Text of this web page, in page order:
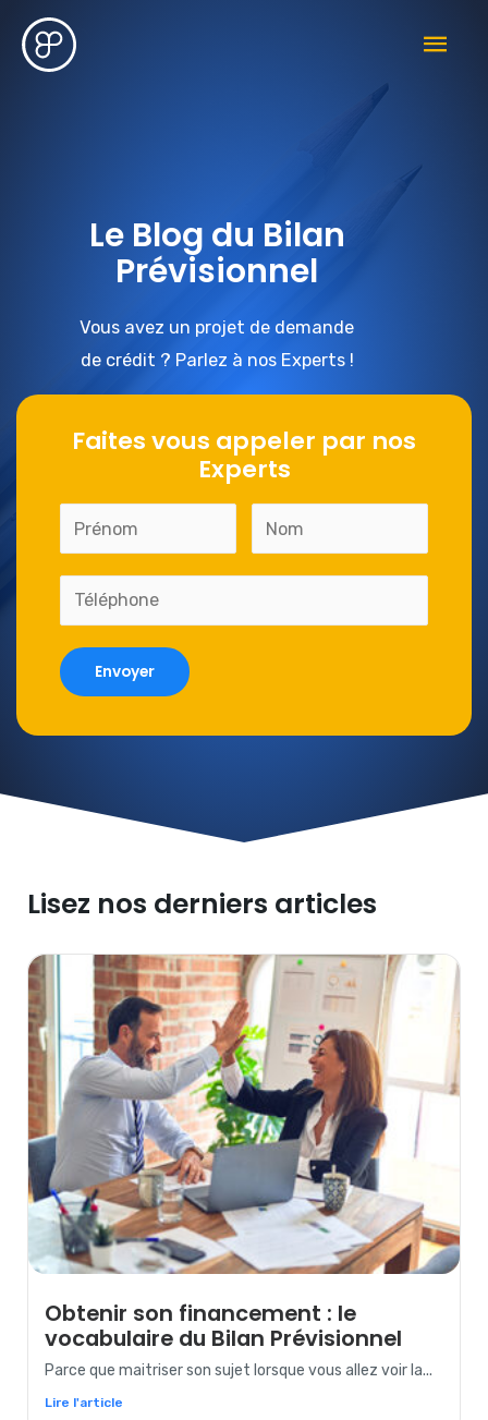
Le Blog du Bilan
Prévisionnel
Vous avez un projet de demande
de crédit ? Parlez à nos Experts !
Faites vous appeler par nos
Experts
Envoyer
Lisez nos derniers articles
Obtenir son financement : le
vocabulaire du Bilan Prévisionnel
Parce que maitriser son sujet lorsque vous allez voir la...
Lire l'article